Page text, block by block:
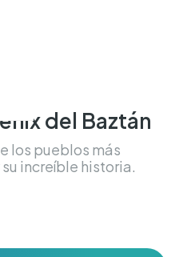
del Baztán
los pueblos más
increíble historia.